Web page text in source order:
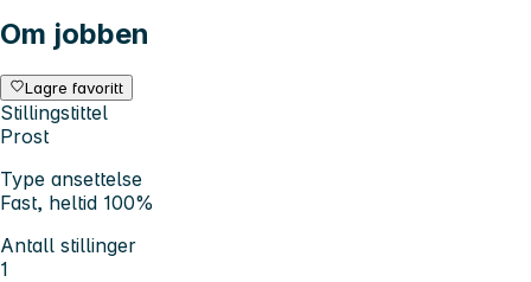
Om jobben
Lagre favoritt
Stillingstittel
Prost
Type ansettelse
Fast, heltid 100%
Antall stillinger
1